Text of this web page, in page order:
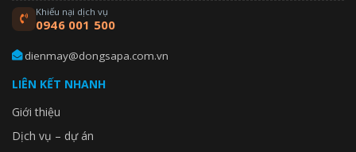
Khiếu nại dịch vụ
0946 001 500
dienmay@dongsapa.com.vn
LIÊN KẾT NHANH
Giới thiệu
Dịch vụ – dự án